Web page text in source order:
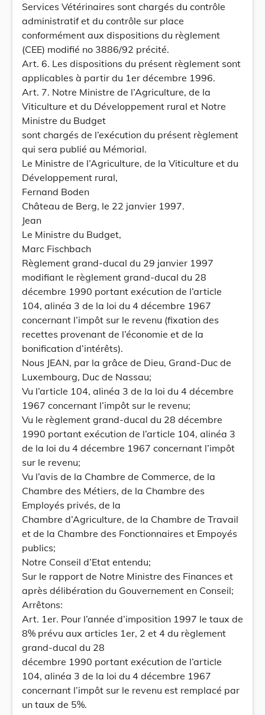
Services Vétérinaires sont chargés du contrôle
administratif et du contrôle sur place
conformément aux dispositions du règlement
(CEE) modifié no 3886/92 précité.
Art. 6. Les dispositions du présent règlement sont
applicables à partir du 1er décembre 1996.
Art. 7. Notre Ministre de l’Agriculture, de la
Viticulture et du Développement rural et Notre
Ministre du Budget
sont chargés de l’exécution du présent règlement
qui sera publié au Mémorial.
Le Ministre de l’Agriculture, de la Viticulture et du
Développement rural,
Fernand Boden
Château de Berg, le 22 janvier 1997.
Jean
Le Ministre du Budget,
Marc Fischbach
Règlement grand-ducal du 29 janvier 1997
modifiant le règlement grand-ducal du 28
décembre 1990 portant exécution de l’article
104, alinéa 3 de la loi du 4 décembre 1967
concernant l’impôt sur le revenu (fixation des
recettes provenant de l’économie et de la
bonification d’intérêts).
Nous JEAN, par la grâce de Dieu, Grand-Duc de
Luxembourg, Duc de Nassau;
Vu l’article 104, alinéa 3 de la loi du 4 décembre
1967 concernant l’impôt sur le revenu;
Vu le règlement grand-ducal du 28 décembre
1990 portant exécution de l’article 104, alinéa 3
de la loi du 4 décembre 1967 concernant l’impôt
sur le revenu;
Vu l’avis de la Chambre de Commerce, de la
Chambre des Métiers, de la Chambre des
Employés privés, de la
Chambre d’Agriculture, de la Chambre de Travail
et de la Chambre des Fonctionnaires et Empoyés
publics;
Notre Conseil d’Etat entendu;
Sur le rapport de Notre Ministre des Finances et
après délibération du Gouvernement en Conseil;
Arrêtons:
Art. 1er. Pour l’année d’imposition 1997 le taux de
8% prévu aux articles 1er, 2 et 4 du règlement
grand-ducal du 28
décembre 1990 portant exécution de l’article
104, alinéa 3 de la loi du 4 décembre 1967
concernant l’impôt sur le revenu est remplacé par
un taux de 5%.